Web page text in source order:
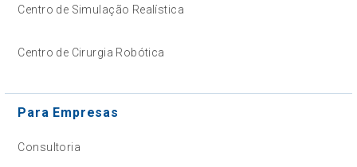
Centro de Simulação Realística
Centro de Cirurgia Robótica
Para Empresas
Consultoria